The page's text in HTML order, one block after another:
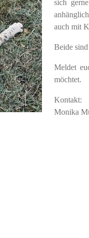
sich
auch mit
Beide
Meldet
möchtet.
Kontakt:
Monika